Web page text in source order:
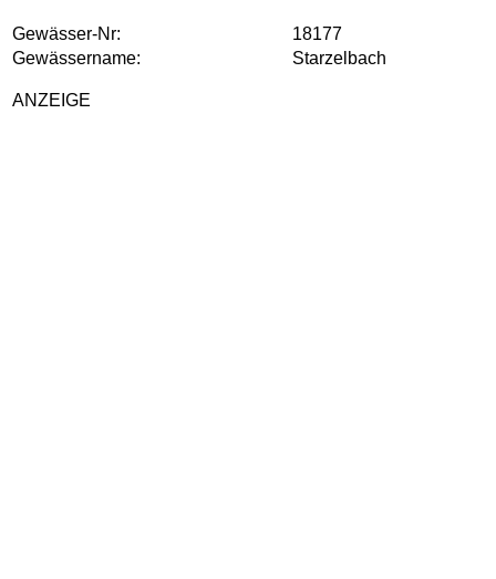
Gewässer-Nr:
18177
Gewässername:
Starzelbach
ANZEIGE